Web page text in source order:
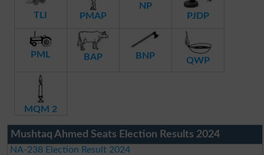
TLI PMAP
NP
PJDP
PML BAP BNP QWP
MQM 2
Mushtaq Ahmed Seats Election Results 2024
NA-238 Election Result 2024